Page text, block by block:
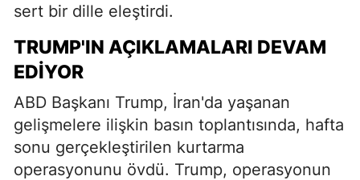
sert bir dille eleştirdi.
TRUMP'IN AÇIKLAMALARI DEVAM
EDIYOR
ABD Başkanı Trump, İran'da yaşanan
gelişmelere ilişkin basın toplantısında, hafta
sonu gerçekleştirilen kurtarma
operasyonunu övdü. Trump, operasyonun